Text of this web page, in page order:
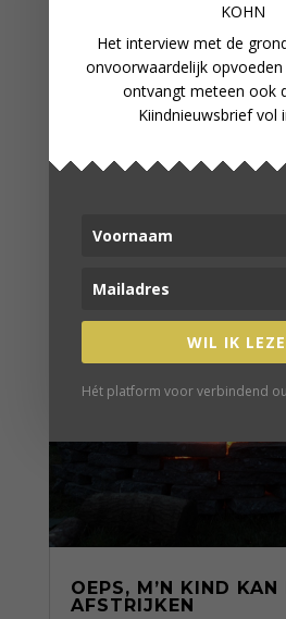
DEMOCRATISCH
LEREN LEZEN OP
ZONDER KLASSEN
OEPS, M’N KIND KAN
AFSTRIJKEN
KOHN
Het interview met de
onvoorwaardelijk opvoeden
ontvangt meteen ook
Kiindnieuwsbrief vol
WIL IK
Hét platform voor verbindend